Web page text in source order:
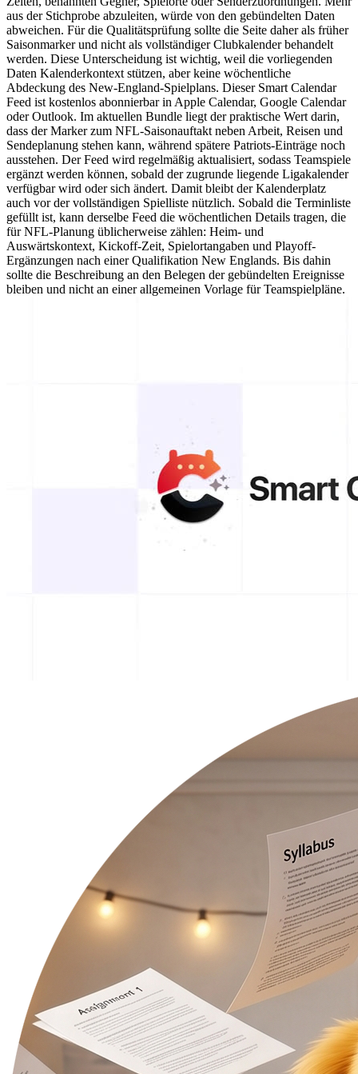
aus der Stichprobe abzuleiten, würde von den gebündelten Daten
abweichen. Für die Qualitätsprüfung sollte die Seite daher als früher
Saisonmarker und nicht als vollständiger Clubkalender behandelt
werden. Diese Unterscheidung ist wichtig, weil die vorliegenden
Daten Kalenderkontext stützen, aber keine wöchentliche
Abdeckung des New-England-Spielplans. Dieser Smart Calendar
Feed ist kostenlos abonnierbar in Apple Calendar, Google Calendar
oder Outlook. Im aktuellen Bundle liegt der praktische Wert darin,
dass der Marker zum NFL-Saisonauftakt neben Arbeit, Reisen und
Sendeplanung stehen kann, während spätere Patriots-Einträge noch
ausstehen. Der Feed wird regelmäßig aktualisiert, sodass Teamspiele
ergänzt werden können, sobald der zugrunde liegende Ligakalender
verfügbar wird oder sich ändert. Damit bleibt der Kalenderplatz
auch vor der vollständigen Spielliste nützlich. Sobald die Terminliste
gefüllt ist, kann derselbe Feed die wöchentlichen Details tragen, die
für NFL-Planung üblicherweise zählen: Heim- und
Auswärtskontext, Kickoff-Zeit, Spielortangaben und Playoff-
Ergänzungen nach einer Qualifikation New Englands. Bis dahin
sollte die Beschreibung an den Belegen der gebündelten Ereignisse
bleiben und nicht an einer allgemeinen Vorlage für Teamspielpläne.